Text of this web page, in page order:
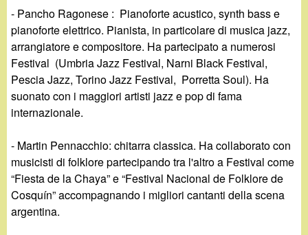
- Pancho Ragonese : Pianoforte acustico, synth bass e
pianoforte elettrico. Pianista, in particolare di musica jazz,
arrangiatore e compositore. Ha partecipato a numerosi
Festival (Umbria Jazz Festival, Narni Black Festival,
Pescia Jazz, Torino Jazz Festival, Porretta Soul). Ha
suonato con i maggiori artisti jazz e pop di fama
internazionale.
- Martin Pennacchio: chitarra classica. Ha collaborato con
musicisti di folklore partecipando tra l'altro a Festival come
“Fiesta de la Chaya” e “Festival Nacional de Folklore de
Cosquín” accompagnando i migliori cantanti della scena
argentina.